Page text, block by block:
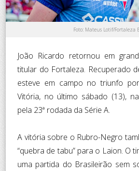
Foto: Mateus Lotif/Fortaleza
João Ricardo retornou em
titular do Fortaleza. Recuperado
esteve em campo no triunfo
Vitória, no último sábado (13),
pela 23ª rodada da Série A.
A vitória sobre o Rubro-Negro
“quebra de tabu” para o Laion. O
uma partida do Brasileirão sem